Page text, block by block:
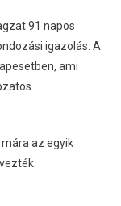
91 napos
igazolás. A
ami
az egyik